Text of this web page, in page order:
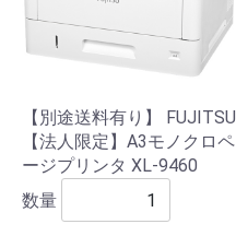
【別途送料有り】 FUJITSU
【法人限定】A3モノクロペ
ージプリンタ XL-9460
数量